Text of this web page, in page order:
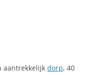
aantrekkelijk dorp, 40